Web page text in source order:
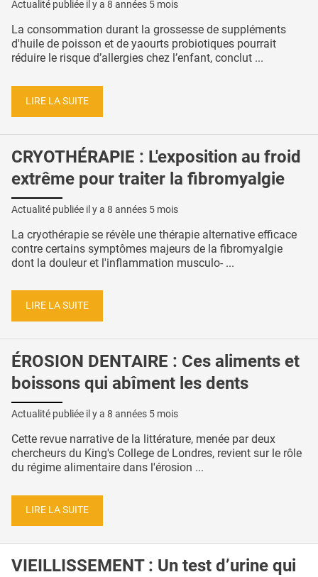
Actualité publiée il y a 8 années 5 mois
La consommation durant la grossesse de suppléments
d'huile de poisson et de yaourts probiotiques pourrait
réduire le risque d’allergies chez l’enfant, conclut ...
LIRE LA SUITE
CRYOTHÉRAPIE : L'exposition au froid
extrême pour traiter la fibromyalgie
Actualité publiée il y a 8 années 5 mois
La cryothérapie se révèle une thérapie alternative efficace
contre certains symptômes majeurs de la fibromyalgie
dont la douleur et l'inflammation musculo- ...
LIRE LA SUITE
ÉROSION DENTAIRE : Ces aliments et
boissons qui abîment les dents
Actualité publiée il y a 8 années 5 mois
Cette revue narrative de la littérature, menée par deux
chercheurs du King's College de Londres, revient sur le rôle
du régime alimentaire dans l'érosion ...
LIRE LA SUITE
VIEILLISSEMENT : Un test d’urine qui